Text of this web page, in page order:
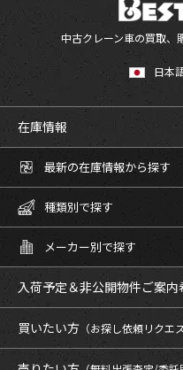
中古クレーン車の買取、
日本
在庫情報
最新の在庫情報から探す
種類別で探す
メーカー別で探す
入荷予定＆非公開物件ご案内
買いたい方 （お探し依頼リクエ